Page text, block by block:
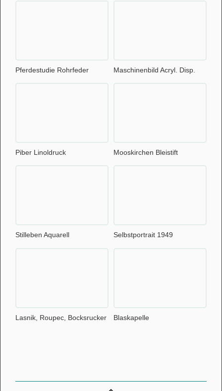
Pferdestudie Rohrfeder Maschinenbild Acryl. Disp.
Piber Linoldruck Mooskirchen Bleistift
Stilleben Aquarell Selbstportrait 1949
Lasnik, Roupec, Bocksrucker Blaskapelle